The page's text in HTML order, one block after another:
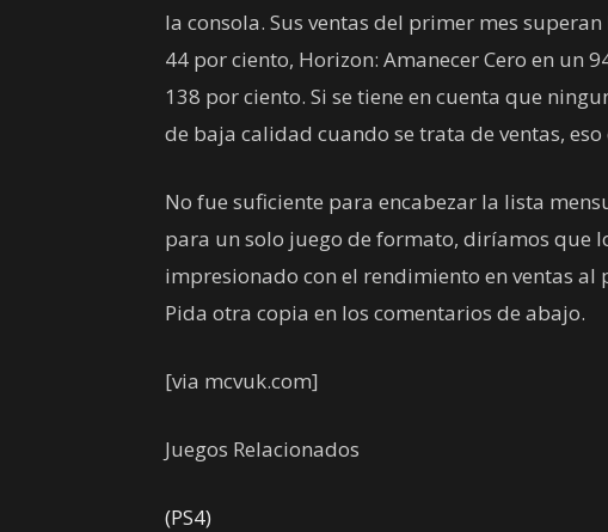
la consola. Sus ventas del primer mes
44 por ciento, Horizon: Amanecer Cero en un
138 por ciento. Si se tiene en cuenta que
de baja calidad cuando se trata de ventas,
No fue suficiente para encabezar la lista
para un solo juego de formato, diríamos que
impresionado con el rendimiento en ventas al
Pida otra copia en los comentarios de abajo.
[via mcvuk.com]
Juegos Relacionados
(PS4)